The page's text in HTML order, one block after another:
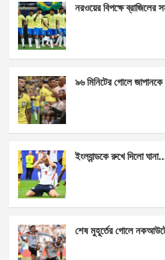
b
o
o
k
n
g
er
s
p
e
নরওয়ের বিপক্ষে ব্রাজিলের
৯৬ মিনিটের গোলে
ইংল্যান্ডকে রুখে দিলো
শেষ মুহূর্তের গোলে